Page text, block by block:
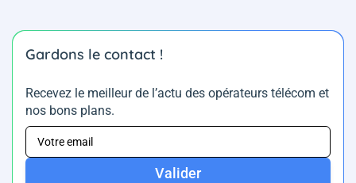
Gardons le contact !
Recevez le meilleur de l’actu des opérateurs télécom et
nos bons plans.
Valider